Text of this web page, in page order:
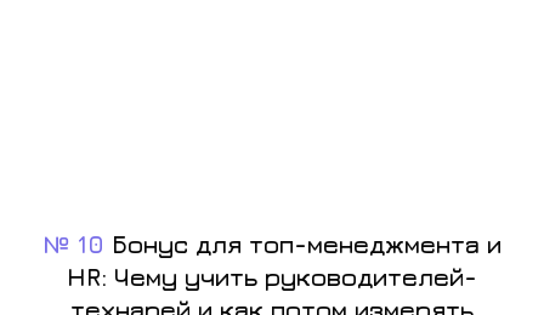
№ 10 Бонус для топ-менеджмента и
HR: Чему учить руководителей-